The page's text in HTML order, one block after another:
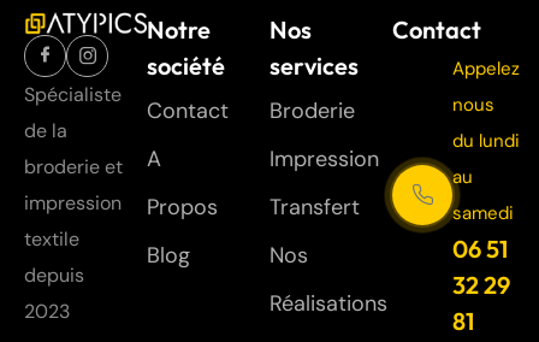
Spécialiste
de la
broderie et
impression
textile
depuis
2023
Notre
société
Contact
A
Propos
Blog
Nos
services
Broderie
Impression
Transfert
Nos
Réalisations
Contact
Appelez
nous
du lundi
au
samedi
06 51
32 29
81